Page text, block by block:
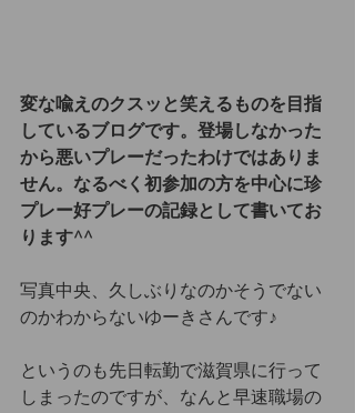
変な喩えのクスッと笑えるものを目指
しているブログです。登場しなかった
から悪いプレーだったわけではありま
せん。なるべく初参加の方を中心に珍
プレー好プレーの記録として書いてお
ります^^
写真中央、久しぶりなのかそうでない
のかわからないゆーきさんです♪
というのも先日転勤で滋賀県に行って
しまったのですが、なんと早速職場の